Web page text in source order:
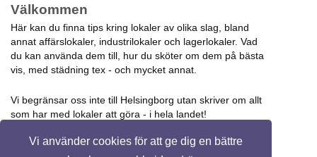
Vi använder cookies för att ge dig en bättre
Välkommen
Här kan du finna tips kring lokaler av olika slag, bland
annat affärslokaler, industrilokaler och lagerlokaler. Vad
du kan använda dem till, hur du sköter om dem på bästa
vis, med städning tex - och mycket annat.
Vi begränsar oss inte till Helsingborg utan skriver om allt
som har med lokaler att göra - i hela landet!